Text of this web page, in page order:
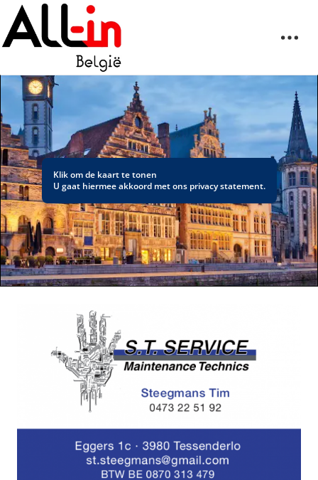
Klik om de kaart te tonen
U gaat hiermee akkoord met ons privacy statement.